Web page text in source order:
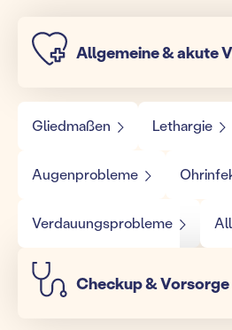
Allgemeine & akute
Gliedmaßen Lethargie
Augenprobleme
Verdauungsprobleme
Checkup & Vorsorge